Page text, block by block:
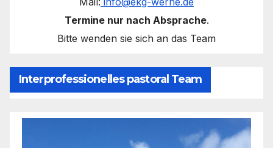
Termine nur nach Absprache.
Bitte wenden sie sich an das Team
Interprofessionelles pastoral Team